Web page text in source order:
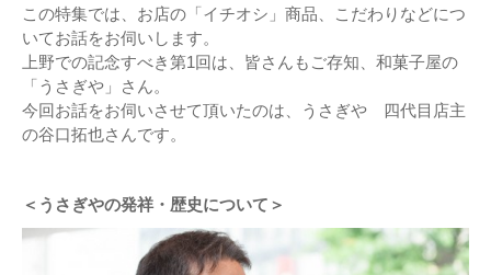
この特集では、お店の「イチオシ」商品、こだわりなどにつ
いてお話をお伺いします。
上野での記念すべき第1回は、皆さんもご存知、和菓子屋の
「うさぎや」さん。
今回お話をお伺いさせて頂いたのは、うさぎや 四代目店主
の谷口拓也さんです。
＜うさぎやの発祥・歴史について＞